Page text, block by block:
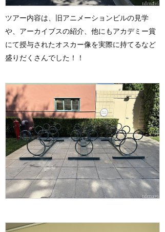
ツアー内容は、旧アニメーションビルの見学
や、アーカイブスの紹介、他にもアカデミー賞
にて授与されたオスカー像を実際に持てるなど
盛りだくさんでした！！